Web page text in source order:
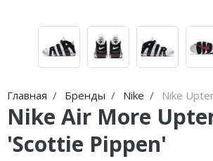
Главная Бренды Nike Nike
Nike Air More
'Scottie Pippen'
Jordan Tatum
Air Jordan 312
Air Jordan 40
Air Jordan 39
Air Jordan 38
adidas Samba
adidas Gazelle
adidas Handball
adidas Adistar
adidas adiFOM